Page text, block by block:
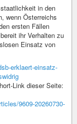
in den
wenn Österreichs
ersten Fällen
ihr Verhalten zu
Einsatz von
erklaert-einsatz-
Link dieser Seite:
9609-20260730-